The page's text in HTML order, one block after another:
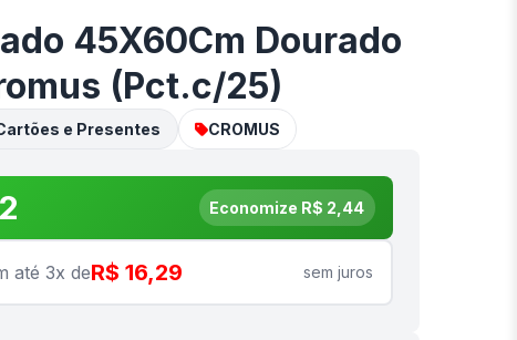
45X60Cm Dourado
(Pct.c/25)
e Presentes CROMUS
Economize R$ 2,44
até 3x deR$ 16,29 sem juros